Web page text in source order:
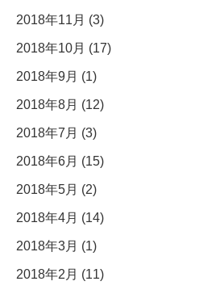
2018年11月 (3)
2018年10月 (17)
2018年9月 (1)
2018年8月 (12)
2018年7月 (3)
2018年6月 (15)
2018年5月 (2)
2018年4月 (14)
2018年3月 (1)
2018年2月 (11)